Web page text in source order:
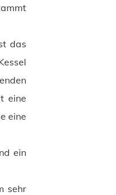
das
eine
eine
ein
sehr